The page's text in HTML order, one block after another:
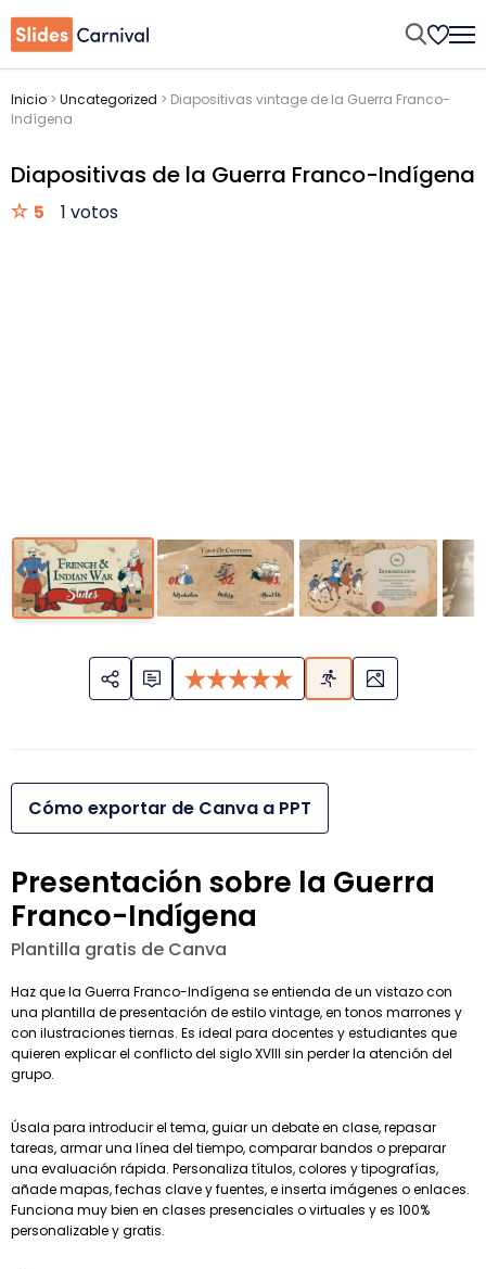
Inicio > Uncategorized > Diapositivas vintage de la Guerra Franco-
Indígena
Diapositivas de la Guerra Franco-Indígena
5 1 votos
Cómo exportar de Canva a PPT
Presentación sobre la Guerra
Franco-Indígena
Plantilla gratis de Canva
Haz que la Guerra Franco-Indígena se entienda de un vistazo con
una plantilla de presentación de estilo vintage, en tonos marrones y
con ilustraciones tiernas. Es ideal para docentes y estudiantes que
quieren explicar el conflicto del siglo XVIII sin perder la atención del
grupo.
Úsala para introducir el tema, guiar un debate en clase, repasar
tareas, armar una línea del tiempo, comparar bandos o preparar
una evaluación rápida. Personaliza títulos, colores y tipografías,
añade mapas, fechas clave y fuentes, e inserta imágenes o enlaces.
Funciona muy bien en clases presenciales o virtuales y es 100%
personalizable y gratis.